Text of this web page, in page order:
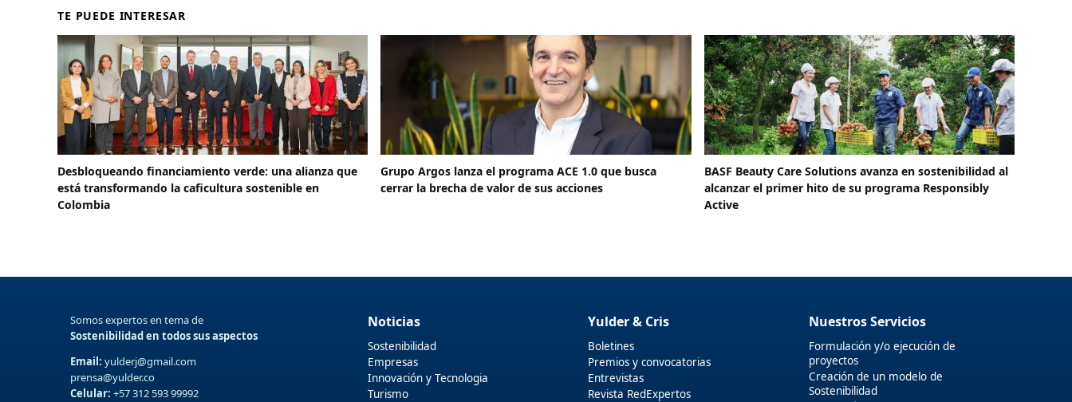
TE PUEDE INTERESAR
Desbloqueando financiamiento verde: una alianza que
está transformando la caficultura sostenible en
Colombia
Grupo Argos lanza el programa ACE 1.0 que busca
cerrar la brecha de valor de sus acciones
BASF Beauty Care Solutions avanza en sostenibilidad al
alcanzar el primer hito de su programa Responsibly
Active
Somos expertos en tema de
Sostenibilidad en todos sus aspectos
Email: yulderj@gmail.com
prensa@yulder.co
Celular: +57 312 593 99992
Noticias
Sostenibilidad
Empresas
Innovación y Tecnologia
Turismo
Yulder & Cris
Boletines
Premios y convocatorias
Entrevistas
Revista RedExpertos
Nuestros Servicios
Formulación y/o ejecución de
proyectos
Creación de un modelo de
Sostenibilidad